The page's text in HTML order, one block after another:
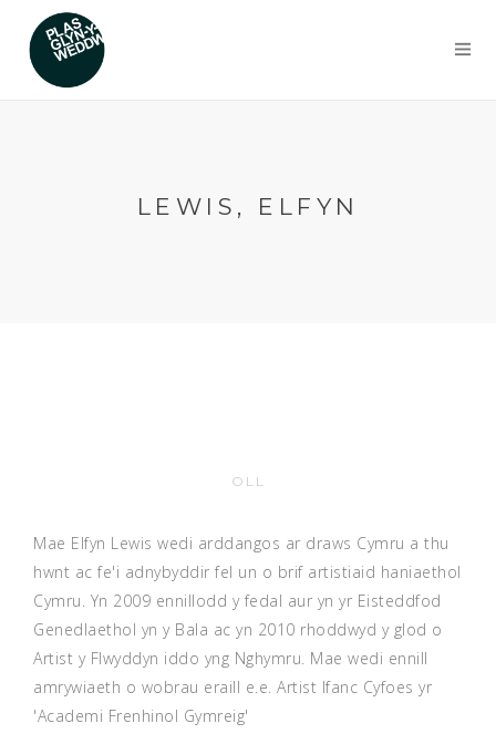
LEWIS, ELFYN
OLL
Mae Elfyn Lewis wedi arddangos ar draws Cymru a thu
hwnt ac fe'i adnybyddir fel un o brif artistiaid haniaethol
Cymru. Yn 2009 ennillodd y fedal aur yn yr Eisteddfod
Genedlaethol yn y Bala ac yn 2010 rhoddwyd y glod o
Artist y Flwyddyn iddo yng Nghymru. Mae wedi ennill
amrywiaeth o wobrau eraill e.e. Artist Ifanc Cyfoes yr
'Academi Frenhinol Gymreig'